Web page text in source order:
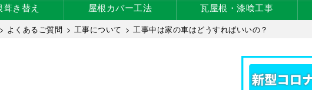
葺き替え 屋根カバー工法 瓦屋根・漆喰工事
> よくあるご質問 > 工事について > 工事中は家の車はどうすればいいの？